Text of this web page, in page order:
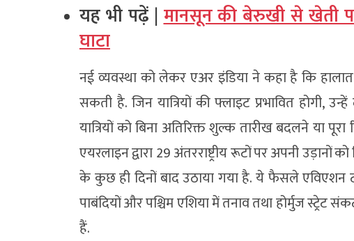
यह भी पढ़ें |मानसून की बेरुखी से खेती
घाटा
नई व्यवस्था को लेकर एअर इंडिया ने कहा है कि
सकती है. जिन यात्रियों की फ्लाइट प्रभावित होगी,
यात्रियों को बिना अतिरिक्त शुल्क तारीख बदलने या
एयरलाइन द्वारा 29 अंतरराष्ट्रीय रूटों पर अपनी
के कुछ ही दिनों बाद उठाया गया है. ये फैसले एविएशन
पाबंदियों और पश्चिम एशिया में तनाव तथा होर्मुज
हैं.